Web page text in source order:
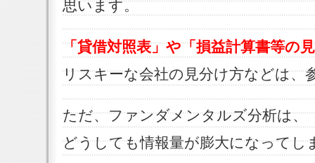
思います。
「貸借対照表」や「損益計算書等の
リスキーな会社の見分け方などは、
ただ、ファンダメンタルズ分析は、
どうしても情報量が膨大になってし